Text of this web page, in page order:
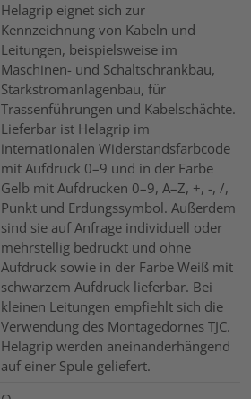
Helagrip eignet sich zur
Kennzeichnung von Kabeln und
Leitungen, beispielsweise im
Maschinen- und Schaltschrankbau,
Starkstromanlagenbau, für
Trassenführungen und Kabelschächte.
Lieferbar ist Helagrip im
internationalen Widerstandsfarbcode
mit Aufdruck 0–9 und in der Farbe
Gelb mit Aufdrucken 0–9, A–Z, +, -, /,
Punkt und Erdungssymbol. Außerdem
sind sie auf Anfrage individuell oder
mehrstellig bedruckt und ohne
Aufdruck sowie in der Farbe Weiß mit
schwarzem Aufdruck lieferbar. Bei
kleinen Leitungen empfiehlt sich die
Verwendung des Montagedornes TJC.
Helagrip werden aneinanderhängend
auf einer Spule geliefert.